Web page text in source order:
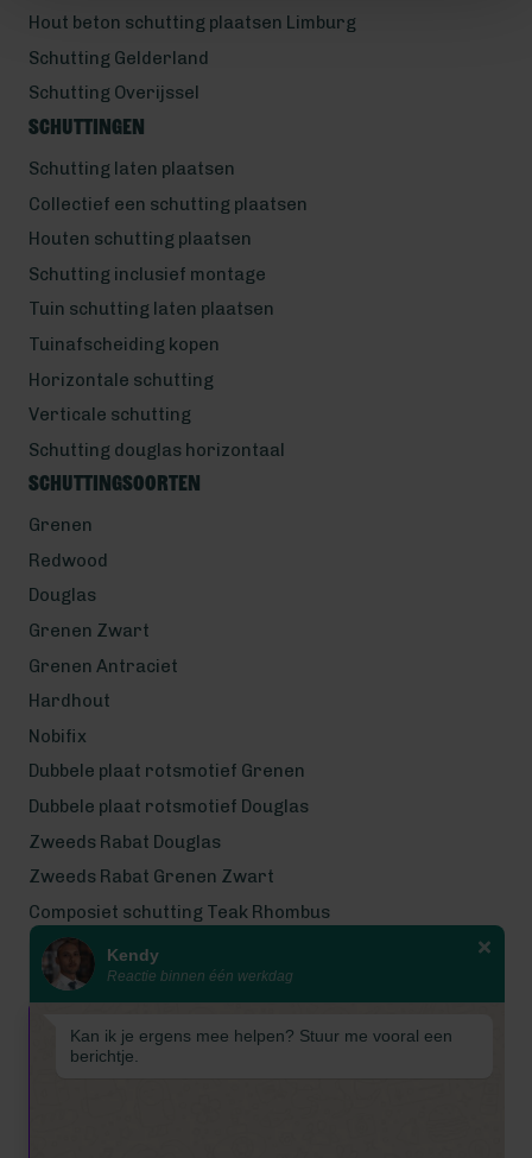
Wij zijn even met bouwvak! Van 7
tot en met 16 augustus is
Hout beton schutting plaatsen Limburg
Schutting Gelderland
Schutting Overijssel
Schuttingen
Schutting laten plaatsen
Collectief een schutting plaatsen
Houten schutting plaatsen
Schutting inclusief montage
Tuin schutting laten plaatsen
Tuinafscheiding kopen
Horizontale schutting
Verticale schutting
Schutting douglas horizontaal
Schuttingsoorten
Grenen
Redwood
Douglas
Grenen Zwart
Grenen Antraciet
Hardhout
Nobifix
Dubbele plaat rotsmotief Grenen
Dubbele plaat rotsmotief Douglas
Zweeds Rabat Douglas
Zweeds Rabat Grenen Zwart
Composiet schutting Teak Rhombus
Wij werken met eerlijke
gecertificeerde houtsoorten
Kendy
Reactie binnen één werkdag
Kan ik je ergens mee helpen? Stuur me vooral een
berichtje.